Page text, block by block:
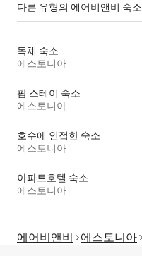
다른 유형의 에어비앤비 숙소
독채 숙소
에스토니아
팜 스테이 숙소
에스토니아
호수에 인접한 숙소
에스토니아
아파트호텔 숙소
에스토니아
에어비앤비 에스토니아